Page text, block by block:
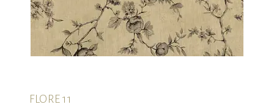
FLORE 11